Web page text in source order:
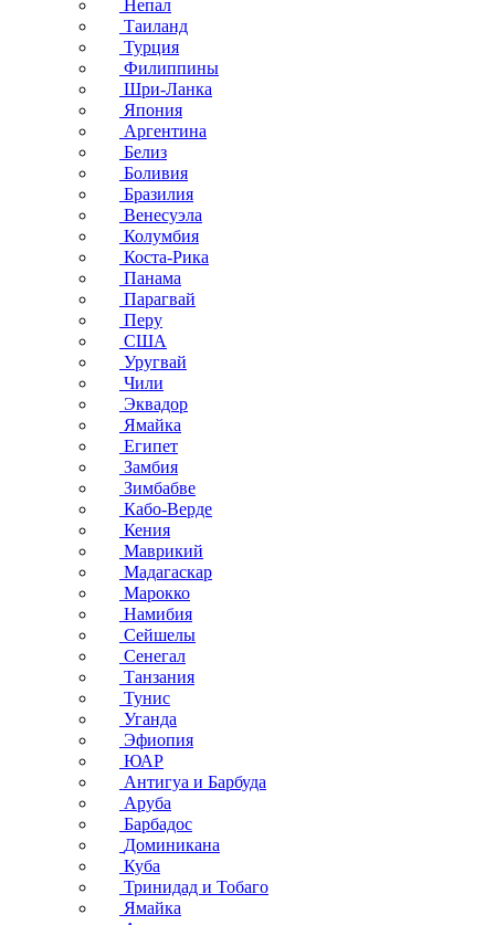
Непал
Таиланд
Турция
Филиппины
Шри-Ланка
Япония
Аргентина
Белиз
Боливия
Бразилия
Венесуэла
Колумбия
Коста-Рика
Панама
Парагвай
Перу
США
Уругвай
Чили
Эквадор
Ямайка
Египет
Замбия
Зимбабве
Кабо-Верде
Кения
Маврикий
Мадагаскар
Марокко
Намибия
Сейшелы
Сенегал
Танзания
Тунис
Уганда
Эфиопия
ЮАР
Антигуа и Барбуда
Аруба
Барбадос
Доминикана
Куба
Тринидад и Тобаго
Ямайка